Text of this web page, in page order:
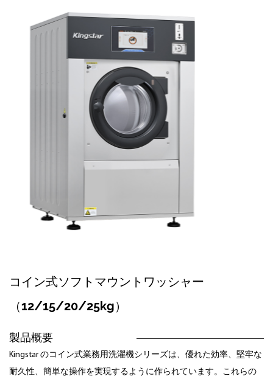
コイン式ソフトマウントワッシャー
（12/15/20/25kg）
製品概要
Kingstar のコイン式業務用洗濯機シリーズは、優れた効率、堅牢な
耐久性、簡単な操作を実現するように作られています。これらの